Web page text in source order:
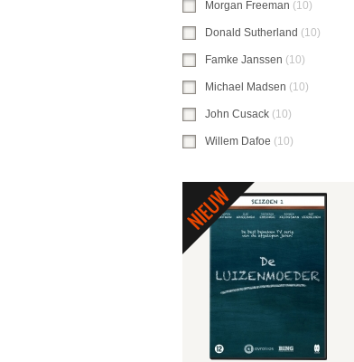
Morgan Freeman (10)
Donald Sutherland (10)
Famke Janssen (10)
Michael Madsen (10)
John Cusack (10)
Willem Dafoe (10)